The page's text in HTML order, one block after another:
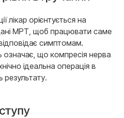
лікар орієнтується на
дані МРТ, щоб працювати саме
симптомам.
означає, що компресія нерва
ідеальна операція в